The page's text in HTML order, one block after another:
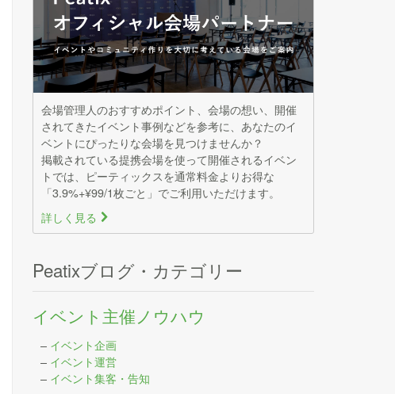
会場管理人のおすすめポイント、会場の想い、開催
されてきたイベント事例などを参考に、あなたのイ
ベントにぴったりな会場を見つけませんか？
掲載されている提携会場を使って開催されるイベン
トでは、ピーティックスを通常料金よりお得な
「3.9%+¥99/1枚ごと」でご利用いただけます。
詳しく見る >
Peatixブログ・カテゴリー
イベント主催ノウハウ
– イベント企画
– イベント運営
– イベント集客・告知